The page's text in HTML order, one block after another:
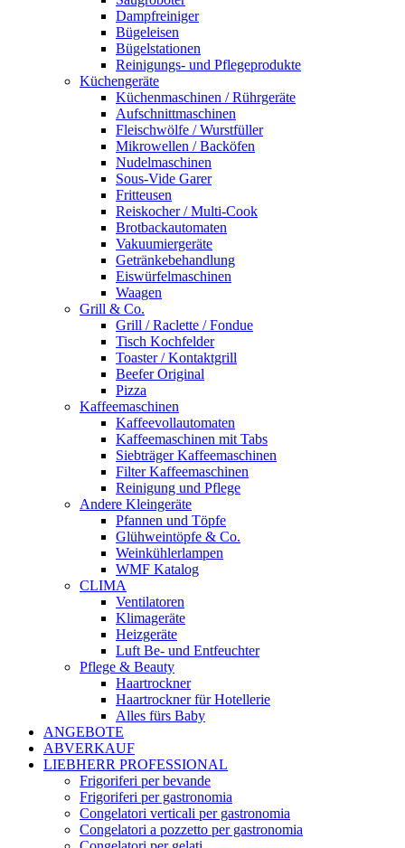
Dampfreiniger
Bügeleisen
Bügelstationen
Reinigungs- und Pflegeprodukte
Küchengeräte
Küchenmaschinen / Rührgeräte
Aufschnittmaschinen
Fleischwölfe / Wurstfüller
Mikrowellen / Backöfen
Nudelmaschinen
Sous-Vide Garer
Fritteusen
Reiskocher / Multi-Cook
Brotbackautomaten
Vakuumiergeräte
Getränkebehandlung
Eiswürfelmaschinen
Waagen
Grill & Co.
Grill / Raclette / Fondue
Tisch Kochfelder
Toaster / Kontaktgrill
Beefer Original
Pizza
Kaffeemaschinen
Kaffeevollautomaten
Kaffeemaschinen mit Tabs
Siebträger Kaffeemaschinen
Filter Kaffeemaschinen
Reinigung und Pflege
Andere Kleingeräte
Pfannen und Töpfe
Glühweintöpfe & Co.
Weinkühlerlampen
WMF Katalog
CLIMA
Ventilatoren
Klimageräte
Heizgeräte
Luft Be- und Entfeuchter
Pflege & Beauty
Haartrockner
Haartrockner für Hotellerie
Alles fürs Baby
ANGEBOTE
ABVERKAUF
LIEBHERR PROFESSIONAL
Frigoriferi per bevande
Frigoriferi per gastronomia
Congelatori verticali per gastronomia
Congelatori a pozzetto per gastronomia